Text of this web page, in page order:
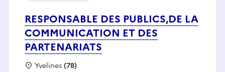
RESPONSABLE DES PUBLICS,DE LA
COMMUNICATION ET DES
PARTENARIATS
Localisation :
Yvelines(78)